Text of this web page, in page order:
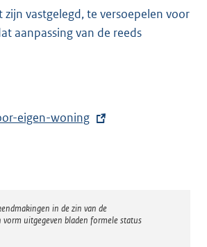
vastgelegd, te versoepelen voor
aanpassing van de reeds
eigen-woning
in de zin van de
uitgegeven bladen formele status